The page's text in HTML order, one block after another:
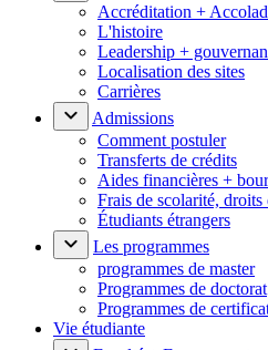
Accréditation +
L'histoire
Leadership +
Localisation des sites
Carrières
Admissions
Comment postuler
Transferts de crédits
Aides financières +
Frais de scolarité,
Étudiants étrangers
Les programmes
programmes de master
Programmes de doctorat
Programmes de
Vie étudiante